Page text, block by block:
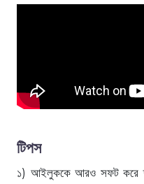
টিপস
১) আইলুককে আরও সফট করে